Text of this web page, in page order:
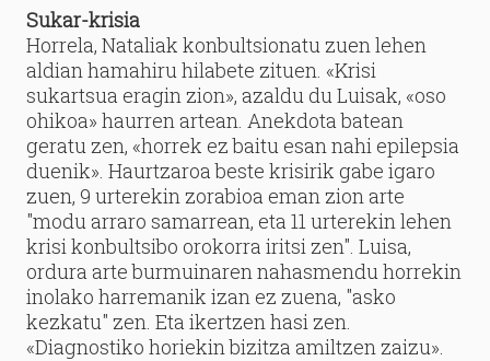
Sukar-krisia
Horrela, Nataliak konbultsionatu zuen lehen
aldian hamahiru hilabete zituen. «Krisi
sukartsua eragin zion», azaldu du Luisak, «oso
ohikoa» haurren artean. Anekdota batean
geratu zen, «horrek ez baitu esan nahi epilepsia
duenik». Haurtzaroa beste krisirik gabe igaro
zuen, 9 urterekin zorabioa eman zion arte
"modu arraro samarrean, eta 11 urterekin lehen
krisi konbultsibo orokorra iritsi zen". Luisa,
ordura arte burmuinaren nahasmendu horrekin
inolako harremanik izan ez zuena, "asko
kezkatu" zen. Eta ikertzen hasi zen.
«Diagnostiko horiekin bizitza amiltzen zaizu».